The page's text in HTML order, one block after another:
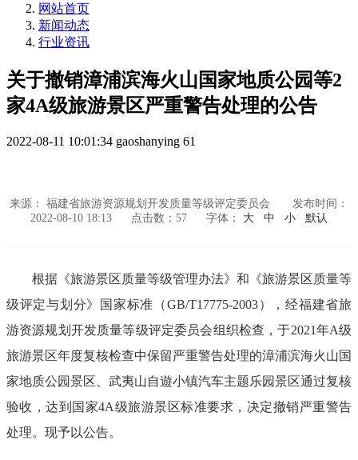
网站首页
新闻动态
行业资讯
关于撤销漳浦滨海火山国家地质公园等2
家4A级旅游景区严重警告处理的公告
2022-08-11 10:01:34 gaoshanying 61
来源： 福建省旅游资源规划开发质量等级评定委员会
发布时间：
2022-08-10 18:13
点击数： 57 字体： 大 中 小 默认
根据《旅游景区质量等级管理办法》和《旅游景区质量等
级评定与划分》国家标准（GB/T17775-2003），经福建省旅
游资源规划开发质量等级评定委员会组织检查，于2021年A级
旅游景区年度复核检查中保留严重警告处理的漳浦滨海火山国
家地质公园景区、武夷山自遊小镇汽车主题乐园景区通过复核
验收，达到国家4A级旅游景区标准要求，决定撤销严重警告
处理。现予以公告。